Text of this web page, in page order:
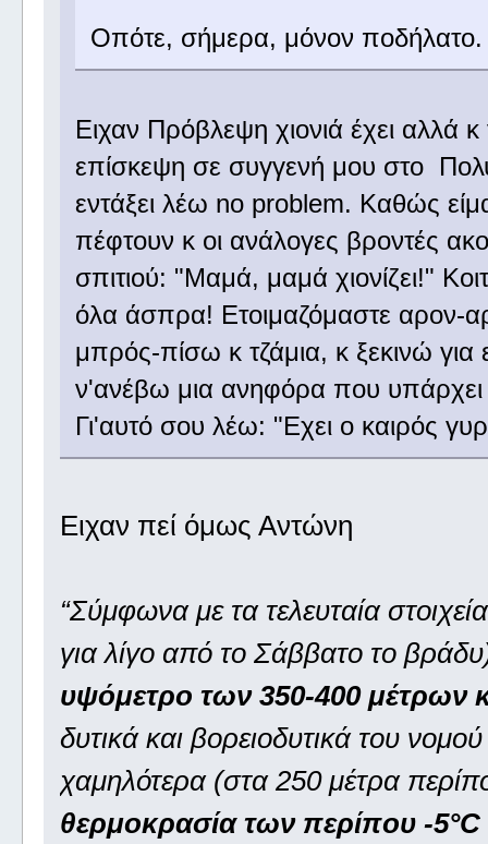
Οπότε, σήμερα, μόνον
Ειχαν Πρόβλεψη χιονιά έχει αλλά
επίσκεψη σε συγγενή μου στο
εντάξει λέω no problem. Καθώς
πέφτουν κ οι ανάλογες βροντές
σπιτιού: "Μαμά, μαμά χιονίζει!"
όλα άσπρα! Ετοιμαζόμαστε αρον-
μπρός-πίσω κ τζάμια, κ ξεκινώ
ν'ανέβω μια ανηφόρα που υπάρχει
Γι'αυτό σου λέω: "Εχει ο καιρός
Ειχαν πεί όμως Αντώνη
“Σύμφωνα με τα τελευταία
για λίγο από το Σάββατο το
υψόμετρο των 350-400 μέτρων
δυτικά και βορειοδυτικά του
χαμηλότερα (στα 250 μέτρα
θερμοκρασία των περίπου -